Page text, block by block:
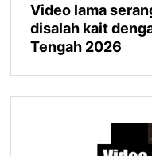
Video lama
disalah kait
Tengah 2026